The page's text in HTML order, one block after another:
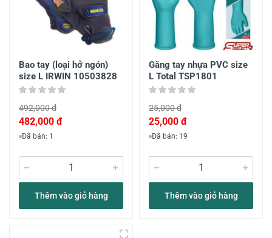
Bao tay (loại hở ngón)
size L IRWIN 10503828
492,000 đ
482,000 đ
Đã bán: 1
Thêm vào giỏ hàng
Găng tay nhựa PVC size
L Total TSP1801
25,000 đ
25,000 đ
Đã bán: 19
Thêm vào giỏ hàng